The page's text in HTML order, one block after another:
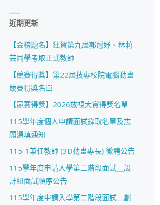
近期更新
【金榜題名】狂賀第九屆郭冠妤、林莉
芸同學考取正式教師
【競賽得獎】第22屆技專校院電腦動畫
競賽得獎名單
【競賽得獎】2026放視大賞得獎名單
115學年度個人申請面試錄取名單及志
願選填通知
115-1兼任教師 (3D動畫專長) 徵聘公告
115學年度申請入學第二階段面試＿設
計組面試順序公告
115學年度申請入學第二階段面試＿創